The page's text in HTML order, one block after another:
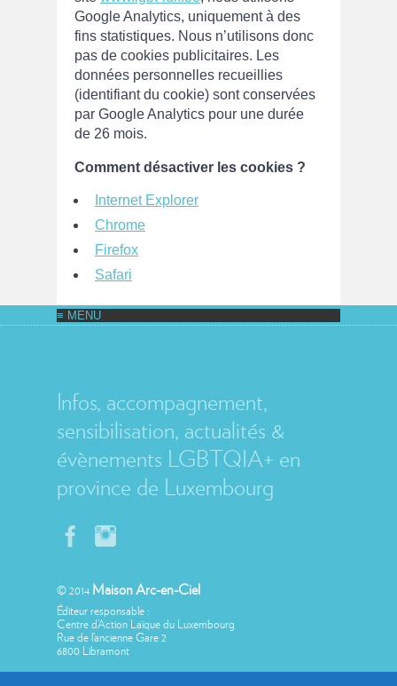
Google Analytics, uniquement à des
fins statistiques. Nous n’utilisons donc
pas de cookies publicitaires. Les
données personnelles recueillies
(identifiant du cookie) sont conservées
par Google Analytics pour une durée
de 26 mois.
Comment désactiver les cookies ?
Internet Explorer
Chrome
Firefox
Safari
Infos, accompagnement,
sensibilisation, actualités &
évènements LGBTQIA+ en
province de Luxembourg
© 2014 Maison Arc-en-Ciel
Éditeur responsable :
Centre d’Action Laïque du Luxembourg
Rue de l’ancienne Gare 2
6800 Libramont